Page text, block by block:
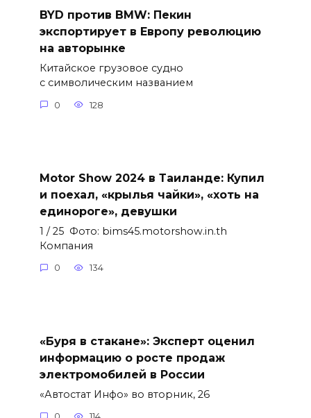
BYD против BMW: Пекин
экспортирует в Европу революцию
на авторынке
Китайское грузовое судно
с символическим названием
0 128
Motor Show 2024 в Таиланде: Купил
и поехал, «крылья чайки», «хоть на
единороге», девушки
1 / 25 Фото: bims45.motorshow.in.th
Компания
0 134
«Буря в стакане»: Эксперт оценил
информацию о росте продаж
электромобилей в России
«Автостат Инфо» во вторник, 26